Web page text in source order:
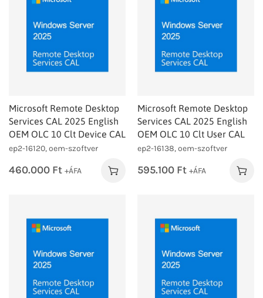
Microsoft Remote Desktop
Services CAL 2025 English
OEM OLC 10 Clt Device CAL
ep2-16120, oem-szoftver
460.000 Ft +ÁFA
Microsoft Remote Desktop
Services CAL 2025 English
OEM OLC 10 Clt User CAL
ep2-16138, oem-szoftver
595.100 Ft +ÁFA